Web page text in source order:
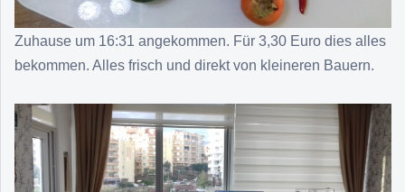
Zuhause um 16:31 angekommen. Für 3,30 Euro dies alles
bekommen. Alles frisch und direkt von kleineren Bauern.